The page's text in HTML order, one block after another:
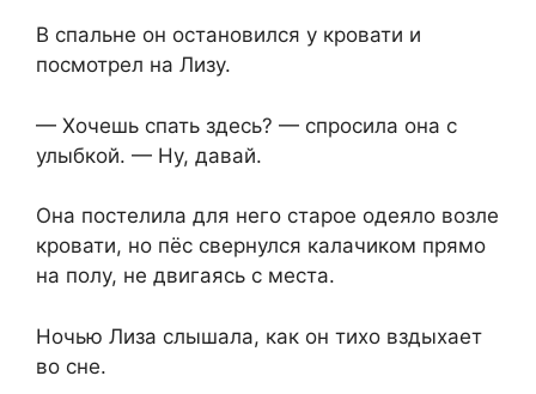
В спальне он остановился у кровати и⁨
посмотрел на Лизу.
— Хочешь спать здесь? — спросила она с
улыбкой. — Ну, давай.
Она ⁨постелила для него старое одеяло возле
кровати, но пёс свернулся калачиком прямо
на полу, не двигаясь с места.
Ночью Лиза слышала, как он тихо вздыхает
во сне.